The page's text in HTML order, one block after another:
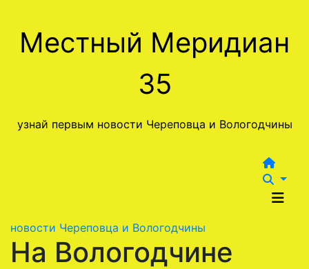
содержимому
Местный Меридиан
35
узнай первым новости Череповца и Вологодчины
новости Череповца и Вологодчины
На Вологодчине